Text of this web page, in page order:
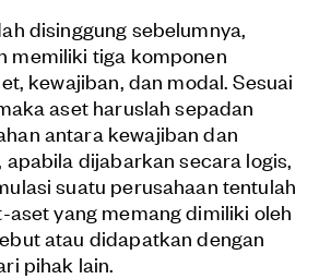
disinggung sebelumnya,
memiliki tiga komponen
kewajiban, dan modal. Sesuai
aset haruslah sepadan
antara kewajiban dan
apabila dijabarkan secara logis,
suatu perusahaan tentulah
aset yang memang dimiliki oleh
atau didapatkan dengan
pihak lain.